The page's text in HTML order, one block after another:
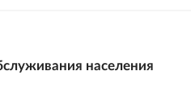
населения